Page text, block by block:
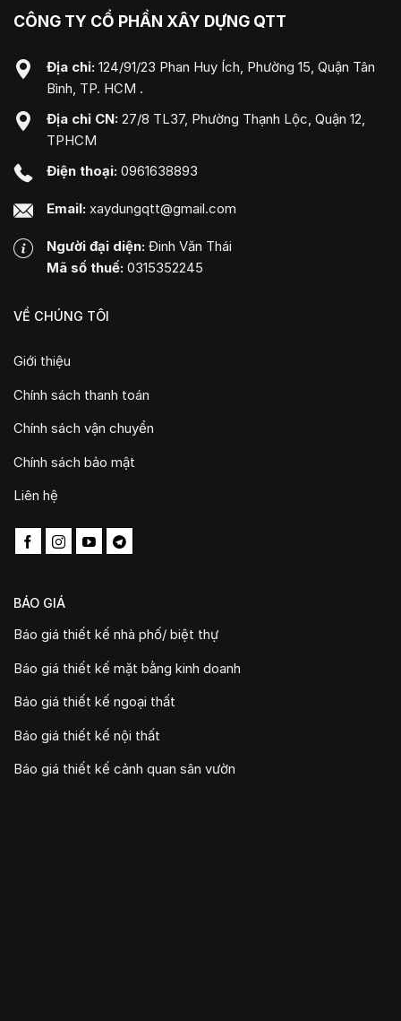
CÔNG TY CỔ PHẦN XÂY DỰNG QTT
Địa chỉ: 124/91/23 Phan Huy Ích, Phường 15, Quận Tân
Bình, TP. HCM .
Địa chỉ CN: 27/8 TL37, Phường Thạnh Lộc, Quận 12,
TPHCM
Điện thoại: 0961638893
Email: xaydungqtt@gmail.com
Người đại diện: Đinh Văn Thái
Mã số thuế: 0315352245
VỀ CHÚNG TÔI
Giới thiệu
Chính sách thanh toán
Chính sách vận chuyển
Chính sách bảo mật
Liên hệ
BÁO GIÁ
Báo giá thiết kế nhà phố/ biệt thự
Báo giá thiết kế mặt bằng kinh doanh
Báo giá thiết kế ngoại thất
Báo giá thiết kế nội thất
Báo giá thiết kế cảnh quan sân vườn